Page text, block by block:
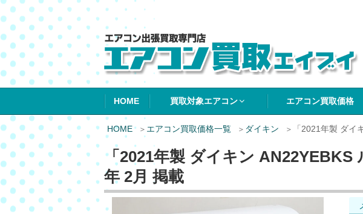
エアコン買取エイブイ
HOME 買取対象エアコン エアコン買取価格
HOME エアコン買取価格一覧 ダイキン 「2021年製 ダ
「2021年製 ダイキン
年 2月 掲載